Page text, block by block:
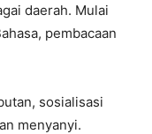
daerah. Mulai
pembacaan
sosialisasi
menyanyi.